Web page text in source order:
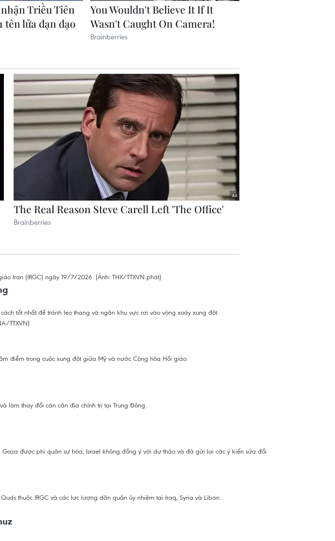
tốt nhất để tránh leo thang và ngăn khu vực rơi vào vòng xoáy xung đột.
điểm trong cuộc xung đột giữa Mỹ và nước Cộng hòa Hồi giáo.
làm thay đổi cán cân địa chính trị tại Trung Đông.
được phi quân sự hóa; Israel không đồng ý với dự thảo và đã gửi lại các ý kiến sửa đổi.
thuộc IRGC và các lực lượng dân quân ủy nhiệm tại Iraq, Syria và Liban.